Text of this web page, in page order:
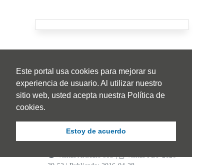
Este portal usa cookies para mejorar su
experiencia de usuario. Al utilizar nuestro
sitio web, usted acepta nuestra Política de
cookies.
Estoy de acuerdo
Representaciones culturales del
caribe colombiano
Castillo, Rigoberto -,
Grande-Triviño, Nancy
Visitas Artículo 993 |
Visitas PDF 2126